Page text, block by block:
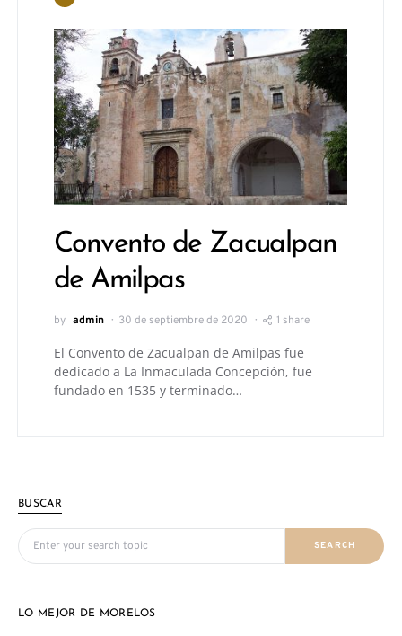
Convento de Zacualpan
de Amilpas
by admin 30 de septiembre de 2020 1 share
El Convento de Zacualpan de Amilpas fue
dedicado a La Inmaculada Concepción, fue
fundado en 1535 y terminado…
BUSCAR
Search for:
SEARCH
LO MEJOR DE MORELOS